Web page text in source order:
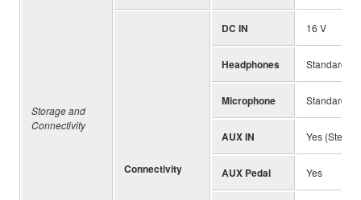
Storage and
Connectivity
Connectivity
DC IN 16 V
Headphones Standard
Microphone Standard
AUX IN Yes (Stereo
AUX Pedal Yes